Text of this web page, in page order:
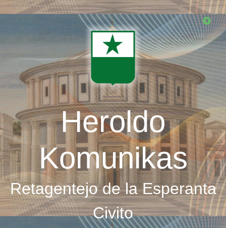
Skip
Heroldo
Komunikas
Retagentejo de la Esperanta
Civito